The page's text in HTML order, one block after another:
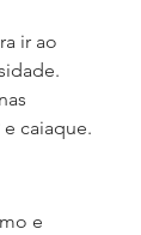
ir ao
caiaque.
e